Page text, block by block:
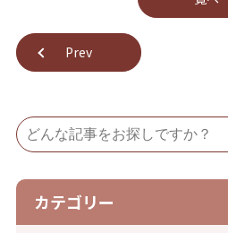
Prev
カテゴリー